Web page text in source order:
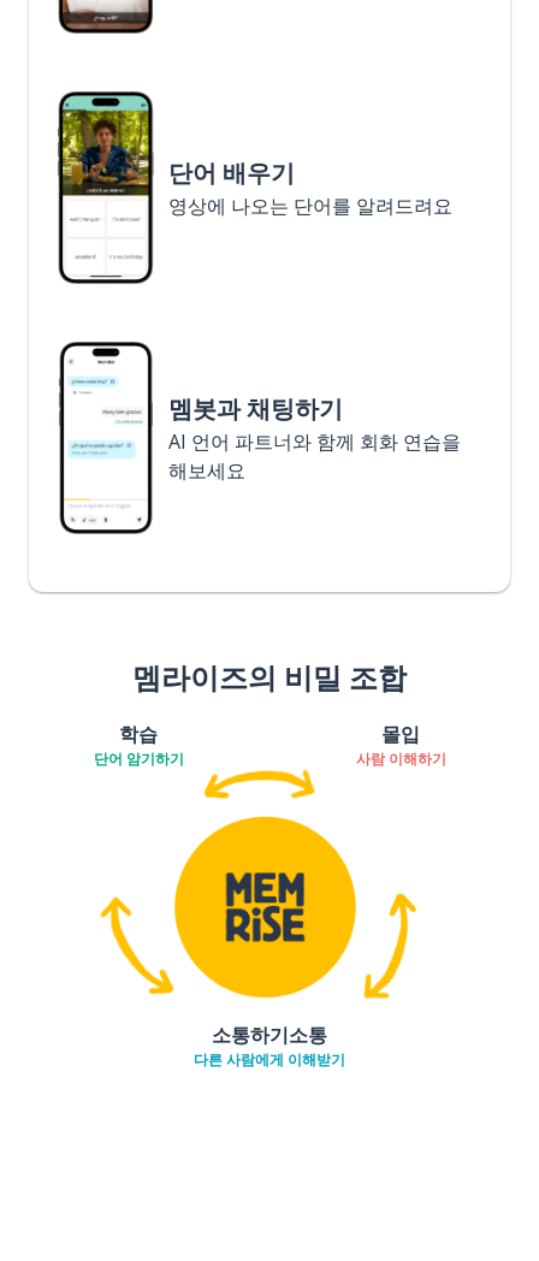
단어 배우기
영상에 나오는 단어를 알려드려요
멤봇과 채팅하기
AI 언어 파트너와 함께 회화 연습을
해보세요
멤라이즈의 비밀 조합
학습
단어 암기하기
몰입
사람 이해하기
소통하기소통
다른 사람에게 이해받기